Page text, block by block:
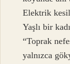
Elektrik
Yaşlı bir
“Toprak
yalnızca